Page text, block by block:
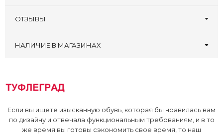
ОТЗЫВЫ
Оставьте первый отзыв!
НАЛИЧИЕ В МАГАЗИНАХ
Если вы ищете изысканную обувь, которая бы нравилась вам
по дизайну и отвечала функциональным требованиям, и в то
же время вы готовы сэкономить свое время, то наш